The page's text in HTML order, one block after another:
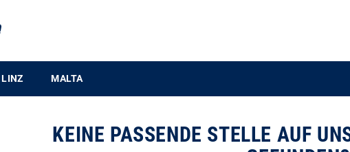
LINZ MALTA
KEINE PASSENDE STELLE AUF